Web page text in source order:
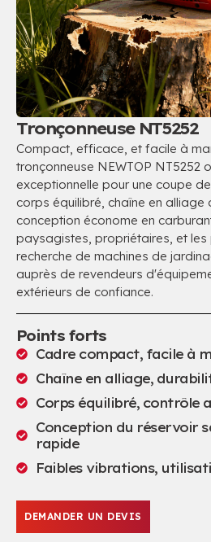
Tronçonneuse NT5252
Compact, efficace, et facile à
tronçonneuse NEWTOP NT5252
exceptionnelle pour une coupe
corps équilibré, chaîne en alliage
conception économe en
paysagistes, propriétaires, et les
recherche de machines de
auprès de revendeurs
extérieurs de confiance.
Points forts
Cadre compact, facile à
Chaîne en alliage,
Corps équilibré, contrôle
Conception du réservoir
rapide
Faibles vibrations,
DEMANDER UN DEVIS